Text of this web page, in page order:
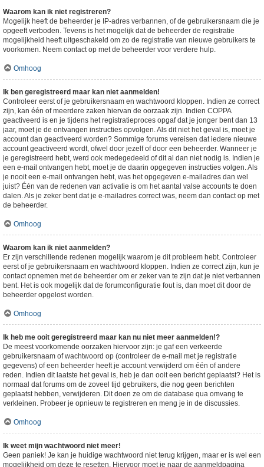
Waarom kan ik niet registreren?
Mogelijk heeft de beheerder je IP-adres verbannen, of de gebruikersnaam die je
opgeeft verboden. Tevens is het mogelijk dat de beheerder de registratie
mogelijkheid heeft uitgeschakeld om zo de registratie van nieuwe gebruikers te
voorkomen. Neem contact op met de beheerder voor verdere hulp.
Omhoog
Ik ben geregistreerd maar kan niet aanmelden!
Controleer eerst of je gebruikersnaam en wachtwoord kloppen. Indien ze correct
zijn, kan één of meerdere zaken hiervan de oorzaak zijn. Indien COPPA
geactiveerd is en je tijdens het registratieproces opgaf dat je jonger bent dan 13
jaar, moet je de ontvangen instructies opvolgen. Als dit niet het geval is, moet je
account dan geactiveerd worden? Sommige forums vereisen dat iedere nieuwe
account geactiveerd wordt, ofwel door jezelf of door een beheerder. Wanneer je
je geregistreerd hebt, werd ook medegedeeld of dit al dan niet nodig is. Indien je
een e-mail ontvangen hebt, moet je de daarin opgegeven instructies volgen. Als
je nooit een e-mail ontvangen hebt, was het opgegeven e-mailadres dan wel
juist? Één van de redenen van activatie is om het aantal valse accounts te doen
dalen. Als je zeker bent dat je e-mailadres correct was, neem dan contact op met
de beheerder.
Omhoog
Waarom kan ik niet aanmelden?
Er zijn verschillende redenen mogelijk waarom je dit probleem hebt. Controleer
eerst of je gebruikersnaam en wachtwoord kloppen. Indien ze correct zijn, kun je
contact opnemen met de beheerder om er zeker van te zijn dat je niet verbannen
bent. Het is ook mogelijk dat de forumconfiguratie fout is, dan moet dit door de
beheerder opgelost worden.
Omhoog
Ik heb me ooit geregistreerd maar kan nu niet meer aanmelden!?
De meest voorkomende oorzaken hiervoor zijn: je gaf een verkeerde
gebruikersnaam of wachtwoord op (controleer de e-mail met je registratie
gegevens) of een beheerder heeft je account verwijderd om één of andere
reden. Indien dit laatste het geval is, heb je dan ooit een bericht geplaatst? Het is
normaal dat forums om de zoveel tijd gebruikers, die nog geen berichten
geplaatst hebben, verwijderen. Dit doen ze om de database qua omvang te
verkleinen. Probeer je opnieuw te registreren en meng je in de discussies.
Omhoog
Ik weet mijn wachtwoord niet meer!
Geen paniek! Je kan je huidige wachtwoord niet terug krijgen, maar er is wel een
mogelijkheid om deze te resetten. Hiervoor moet je naar de aanmeldpagina